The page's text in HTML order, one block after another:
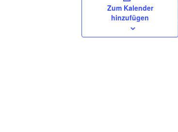
Zum Kalender
hinzufügen